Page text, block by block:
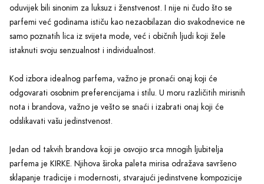
oduvijek bili sinonim za luksuz i ženstvenost. I nije ni čudo što se
parfemi već godinama ističu kao nezaobilazan dio svakodnevice ne
samo poznatih lica iz svijeta mode, već i običnih ljudi koji žele
istaknuti svoju senzualnost i individualnost.
Kod izbora idealnog parfema, važno je pronaći onaj koji će
odgovarati osobnim preferencijama i stilu. U moru različitih mirisnih
nota i brandova, važno je vešto se snaći i izabrati onaj koji će
odslikavati vašu jedinstvenost.
Jedan od takvih brandova koji je osvojio srca mnogih ljubitelja
parfema je KIRKE. Njihova široka paleta mirisa odražava savršeno
sklapanje tradicije i modernosti, stvarajući jedinstvene kompozicije